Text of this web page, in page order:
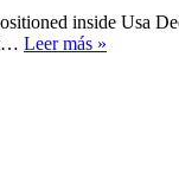
inside Usa
Leer más »